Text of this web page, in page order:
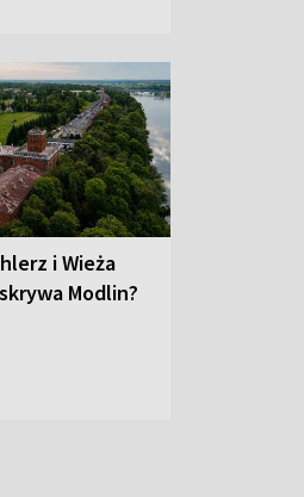
i Wieża
Modlin?